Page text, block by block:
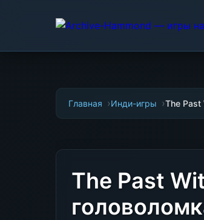
Главная Инди-игры The Past
The Past